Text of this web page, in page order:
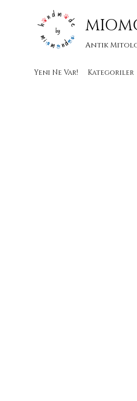
Antik
Yeni Ne Var! Kategoriler